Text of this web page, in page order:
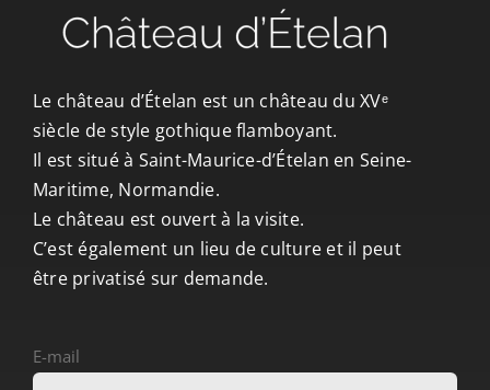
Le château d’Ételan est un château du XVᵉ
siècle de style gothique flamboyant.
Il est situé à Saint-Maurice-d’Ételan en Seine-
Maritime, Normandie.
Le château est ouvert à la visite.
C’est également un lieu de culture et il peut
être privatisé sur demande.
E-mail